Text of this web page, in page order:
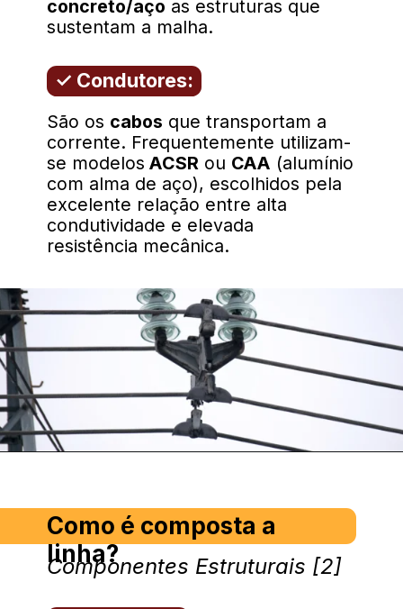
concreto/aço as estruturas que
sustentam a malha.
✓ Condutores:
São os cabos que transportam a
corrente. Frequentemente utilizam-
se modelos ACSR ou CAA (alumínio
com alma de aço), escolhidos pela
excelente relação entre alta
condutividade e elevada
resistência mecânica.
Como é composta a
linha?
Componentes Estruturais [2]